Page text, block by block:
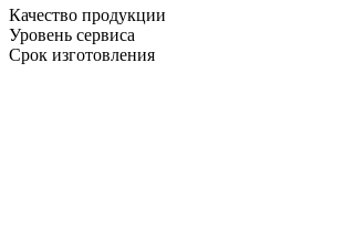
Качество продукции
Уровень сервиса
Срок изготовления